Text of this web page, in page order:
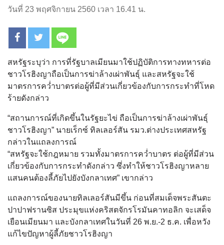
วันที่ 23 พฤศจิกายน 2560 เวลา 16.41 น.
สหรัฐระบุว่า การที่รัฐบาลเมียนมาใช้ปฏิบัติการทางทหารต่อ
ชาวโรฮิงญาถือเป็นการฆ่าล้างเผ่าพันธุ์ และสหรัฐจะใช้
มาตรการคว่ำบาตรต่อผู้ที่มีส่วนเกี่ยวข้องกับการกระทำที่โหด
ร้ายดังกล่าว
“สถานการณ์ที่เกิดขึ้นในรัฐยะไข่ ถือเป็นการฆ่าล้างเผ่าพันธุ์
ชาวโรฮิงญา” นายเร็กซ์ ทิลเลอร์สัน รมว.ต่างประเทศสหรัฐ
กล่าวในแถลงการณ์
“สหรัฐจะใช้กฎหมาย รวมทั้งมาตรการคว่ำบาตร ต่อผู้ที่มีส่วน
เกี่ยวข้องกับการกระทำดังกล่าว ซึ่งทำให้ชาวโรฮิงญาหลาย
แสนคนต้องลี้ภัยไปยังบังกลาเทศ” เขากล่าว
แถลงการณ์ของนายทิลเลอร์สันมีขึ้น ก่อนที่สมเด็จพระสันตะ
ปาปาฟรานซิส ประมุขแห่งคริสตจักรโรมันคาทอลิก จะเสด็จ
เยือนเมียนมา และบังกลาเทศในวันที่ 26 พ.ย.-2 ธ.ค. เพื่อหวัง
แก้ไขปัญหาผู้ลี้ภัยชาวโรฮิงญา